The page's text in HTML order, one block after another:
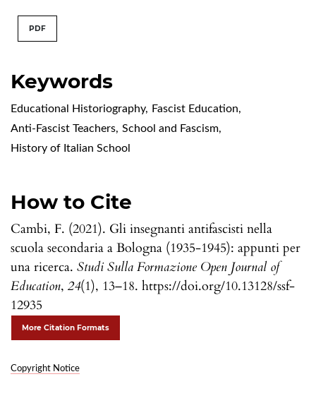
Keywords
Educational Historiography, Fascist Education,
Anti-Fascist Teachers, School and Fascism,
History of Italian School
How to Cite
Cambi, F. (2021). Gli insegnanti antifascisti nella
scuola secondaria a Bologna (1935-1945): appunti per
una ricerca. Studi Sulla Formazione Open Journal of
Education, 24(1), 13–18. https://doi.org/10.13128/ssf-
12935
More Citation Formats
Copyright Notice
PDF